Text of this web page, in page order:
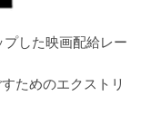
した映画配給レー
ためのエクストリ